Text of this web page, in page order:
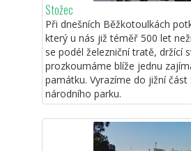
Stožec
Při dnešních Běžkotoulkách
který u nás již téměř 500 let
se podél železniční tratě, držící
prozkoumáme blíže jednu
památku. Vyrazíme do jižní část
národního parku.